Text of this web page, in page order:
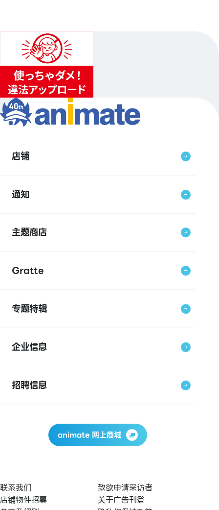
店铺
通知
主题商店
Gratte
专题特辑
企业信息
招聘信息
animate 网上商城
联系我们
致欲申请采访者
店铺物件招募
关于广告刊登